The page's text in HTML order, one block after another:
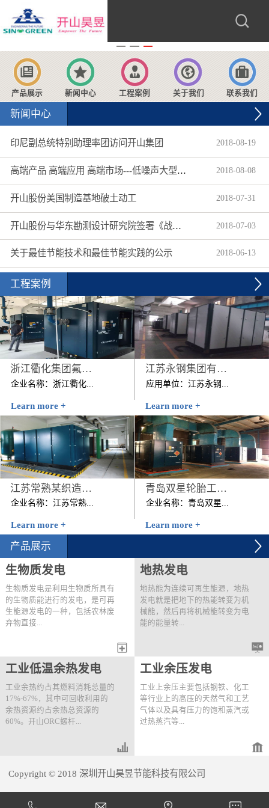
产品展示 新闻中心 工程案例 关于我们 联系我们
新闻中心
印尼副总统特别助理率团访问开山集团 2018-08-19
高端产品 高端应用 高端市场---低噪声大型柴动螺杆空压机获超300万美元海外大订单 2018-08-08
开山股份美国制造基地破土动工 2018-07-31
开山股份与华东勘测设计研究院签署《战略合作协议》 2018-07-03
关于最佳节能技术和最佳节能实践的公示 2018-06-13
工程案例
浙江衢化集团氟化厂压缩空气系统节能改造项目
企业名称：浙江衢化...
节能改造项目建设规模：
1台200KW+1台250KW 技
改内容：2012年7月该...
Learn more +
江苏永钢集团有限公司
应用单位：江苏永钢...
用能情况：该公司原有4
台美国寿力公司的262kW
螺杆空压机，该4台空压
机日均耗电...
Learn more +
江苏常熟某织造有限公司
企业名称：江苏常熟...
2012年6月28日，用能单
位用开山KHE200-41/8两
级压缩螺杆机替换原有
的...
Learn more +
青岛双星轮胎工业有限公司压缩机空气系统节能改造项目
企业名称：青岛双星...
机改造。技改内容：2012
年9月...
Learn more +
产品展示
生物质发电
生物质发电是利用生物质所具有
的生物质能进行的发电，是可再
生能源发电的一种，包括农林废
弃物直接...
燃烧发电、农林废弃物气化发
电、垃圾焚烧发电、垃圾填埋气
直接膨胀发电机组、ORC发电
机组或两者结合的串级机组进行
发电。以下为一个菲律宾生物质
发电站一期的实例：项目地点：
汽；热源2）11...
地热发电
地热能为连续可再生能源，地热
发电就是把地下的热能转变为机
械能，然后再将机械能转变为电
能的能量转...
变过程。开山首先提出了快速高
效的“一井一站®”分布式井口电
技术。该技术为针对一口或距离
较近的多口井量身定做地热利用
解决方案，将热源的利用达到最
大化。同时结合开山高效的串级
工业低温余热发电
工业余热约占其燃料消耗总量的
17%-67%，其中可回收利用的
余热资源约占余热总资源的
60%。开山ORC螺杆...
热水、热油、常压蒸汽、发动机
的缸套水和尾气以及燃气轮机的
尾气进行直接或间接的热量回收
并产生电能。按照取热模式可分
工业余压发电
工业上余压主要包括钢铁、化工
等行业上的高压的天然气和工艺
气体以及具有压力的饱和蒸汽或
过热蒸汽等...
的气体或蒸汽通常通过减压阀将
压力降低到要求值，造成压力能
的浪费。开山直接膨胀螺杆发电
机组可有效将工业余压回收，通
Copyright © 2018 深圳开山昊昱节能科技有限公司